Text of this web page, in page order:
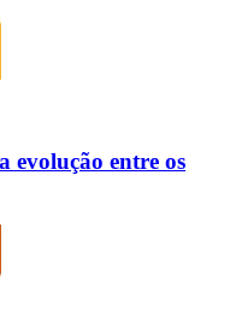
evolução entre os